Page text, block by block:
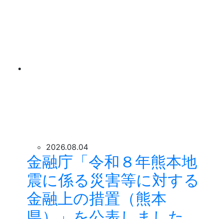
2026.08.04
金融庁「令和８年熊本地
震に係る災害等に対する
金融上の措置（熊本